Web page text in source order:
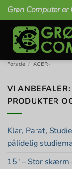
Fortsæt
til
indhold
Grøn Computer er
Forside / ACER-
VI
PRODUKTER
Klar, Parat,
pålidelig
15″ – Stor skærm